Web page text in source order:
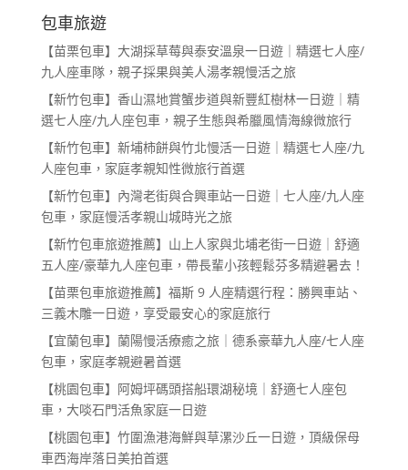
包車旅遊
【苗栗包車】大湖採草莓與泰安溫泉一日遊｜精選七人座/
九人座車隊，親子採果與美人湯孝親慢活之旅
【新竹包車】香山濕地賞蟹步道與新豐紅樹林一日遊｜精
選七人座/九人座包車，親子生態與希臘風情海線微旅行
【新竹包車】新埔柿餅與竹北慢活一日遊｜精選七人座/九
人座包車，家庭孝親知性微旅行首選
【新竹包車】內灣老街與合興車站一日遊｜七人座/九人座
包車，家庭慢活孝親山城時光之旅
【新竹包車旅遊推薦】山上人家與北埔老街一日遊｜舒適
五人座/豪華九人座包車，帶長輩小孩輕鬆芬多精避暑去！
【苗栗包車旅遊推薦】福斯 9 人座精選行程：勝興車站、
三義木雕一日遊，享受最安心的家庭旅行
【宜蘭包車】蘭陽慢活療癒之旅｜德系豪華九人座/七人座
包車，家庭孝親避暑首選
【桃園包車】阿姆坪碼頭搭船環湖秘境｜舒適七人座包
車，大啖石門活魚家庭一日遊
【桃園包車】竹圍漁港海鮮與草漯沙丘一日遊，頂級保母
車西海岸落日美拍首選